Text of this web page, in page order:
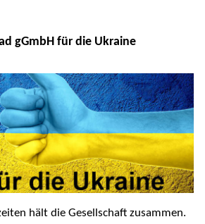
gGmbH für die Ukraine
hält die Gesellschaft zusammen.